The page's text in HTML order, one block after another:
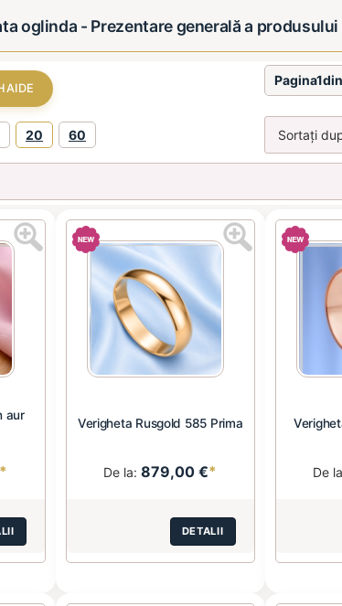
oglinda - Prezentare generală a produsului
20 60
aur
*
Verigheta Rusgold 585 Prima
De la:879,00 €*
DETALII
De